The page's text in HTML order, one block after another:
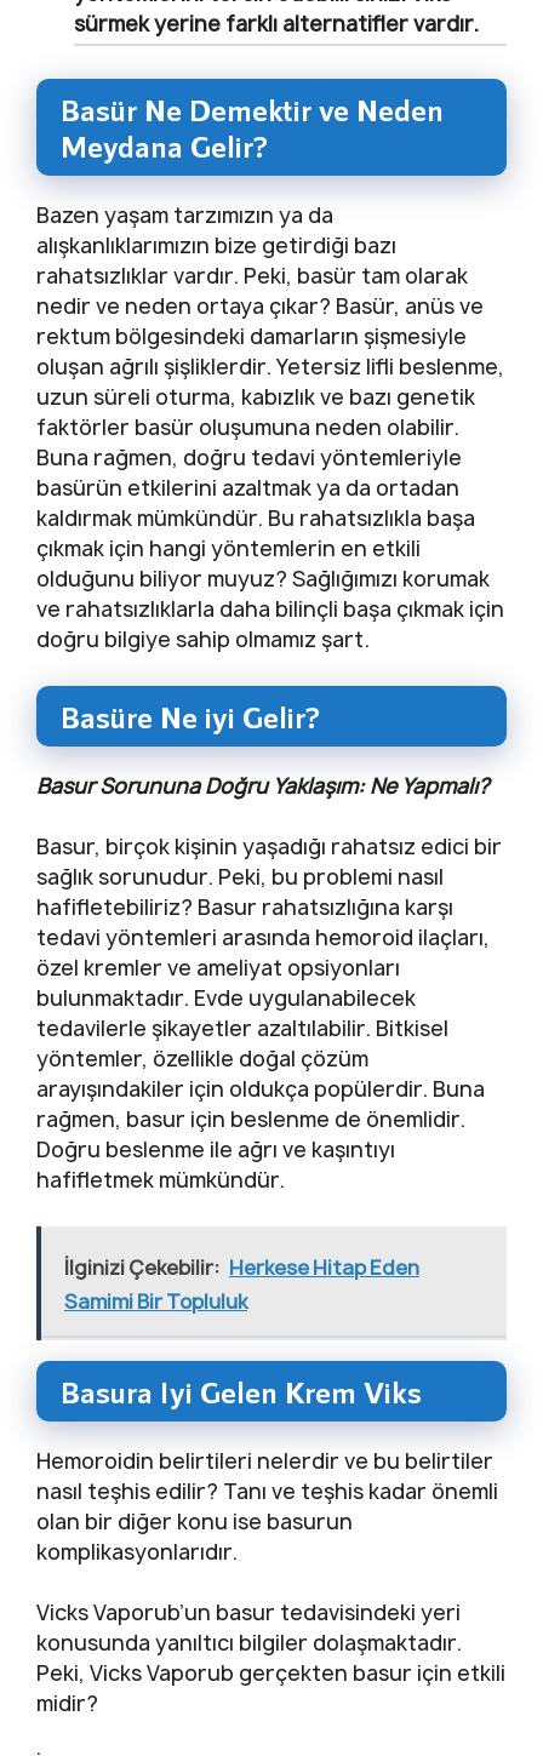
sürmek yerine farklı alternatifler vardır.
Basür Ne Demektir ve Neden
Meydana Gelir?
Bazen yaşam tarzımızın ya da
alışkanlıklarımızın bize getirdiği bazı
rahatsızlıklar vardır. Peki, basür tam olarak
nedir ve neden ortaya çıkar? Basür, anüs ve
rektum bölgesindeki damarların şişmesiyle
oluşan ağrılı şişliklerdir. Yetersiz lifli beslenme,
uzun süreli oturma, kabızlık ve bazı genetik
faktörler basür oluşumuna neden olabilir.
Buna rağmen, doğru tedavi yöntemleriyle
basürün etkilerini azaltmak ya da ortadan
kaldırmak mümkündür. Bu rahatsızlıkla başa
çıkmak için hangi yöntemlerin en etkili
olduğunu biliyor muyuz? Sağlığımızı korumak
ve rahatsızlıklarla daha bilinçli başa çıkmak için
doğru bilgiye sahip olmamız şart.
Basüre Ne iyi Gelir?
Basur Sorununa Doğru Yaklaşım: Ne Yapmalı?
Basur, birçok kişinin yaşadığı rahatsız edici bir
sağlık sorunudur. Peki, bu problemi nasıl
hafifletebiliriz? Basur rahatsızlığına karşı
tedavi yöntemleri arasında hemoroid ilaçları,
özel kremler ve ameliyat opsiyonları
bulunmaktadır. Evde uygulanabilecek
tedavilerle şikayetler azaltılabilir. Bitkisel
yöntemler, özellikle doğal çözüm
arayışındakiler için oldukça popülerdir. Buna
rağmen, basur için beslenme de önemlidir.
Doğru beslenme ile ağrı ve kaşıntıyı
hafifletmek mümkündür.
İlginizi Çekebilir: Herkese Hitap Eden
Samimi Bir Topluluk
Basura Iyi Gelen Krem Viks
Hemoroidin belirtileri nelerdir ve bu belirtiler
nasıl teşhis edilir? Tanı ve teşhis kadar önemli
olan bir diğer konu ise basurun
komplikasyonlarıdır.
Vicks Vaporub’un basur tedavisindeki yeri
konusunda yanıltıcı bilgiler dolaşmaktadır.
Peki, Vicks Vaporub gerçekten basur için etkili
midir?